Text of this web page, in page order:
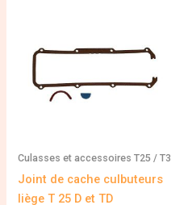
Culasses et accessoires T25 / T3
Joint de cache culbuteurs
liège T 25 D et TD